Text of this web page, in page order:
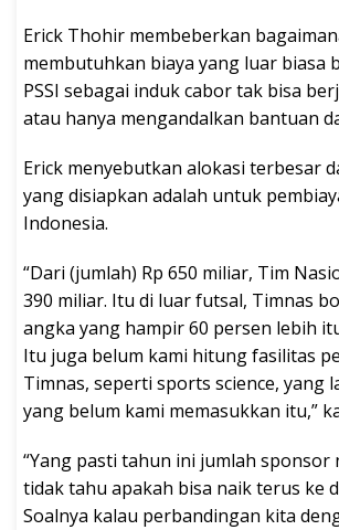
Erick Thohir membeberkan
membutuhkan biaya yang luar biasa
PSSI sebagai induk cabor tak bisa
atau hanya mengandalkan bantuan
Erick menyebutkan alokasi terbesar
yang disiapkan adalah untuk
Indonesia.
“Dari (jumlah) Rp 650 miliar, Tim
390 miliar. Itu di luar futsal, Timnas
angka yang hampir 60 persen lebih
Itu juga belum kami hitung fasilitas
Timnas, seperti sports science, yang
yang belum kami memasukkan itu,”
“Yang pasti tahun ini jumlah sponsor
tidak tahu apakah bisa naik terus ke
Soalnya kalau perbandingan kita